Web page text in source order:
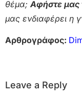
θέμα; Αφήστε μας
μας ενδιαφέρει η
Αρθρογράφος:
Leave a Reply